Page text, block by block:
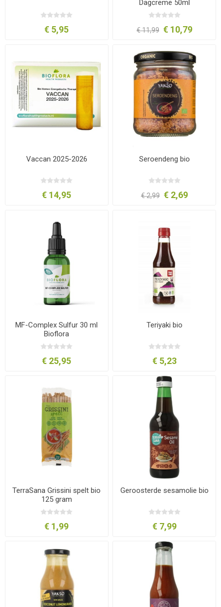
€ 5,95
Dagcreme 50ml
€ 11,99 € 10,79
Vaccan 2025-2026
€ 14,95
Seroendeng bio
€ 2,99 € 2,69
MF-Complex Sulfur 30 ml
Bioflora
€ 25,95
Teriyaki bio
€ 5,23
TerraSana Grissini spelt bio
125 gram
€ 1,99
Geroosterde sesamolie bio
€ 7,99